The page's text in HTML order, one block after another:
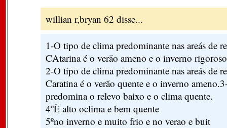
willian r,bryan 62 disse...
1-O tipo de clima predominante nas areás de
CAtarina é o verão ameno e o inverno
2-O tipo de clima predominante nas areás de
Caratina é o verão quente e o inverno
predomina o relevo baixo e o clima quente.
4ºÈ alto oclima e bem quente
5ºno inverno e muito frio e no verao e buit